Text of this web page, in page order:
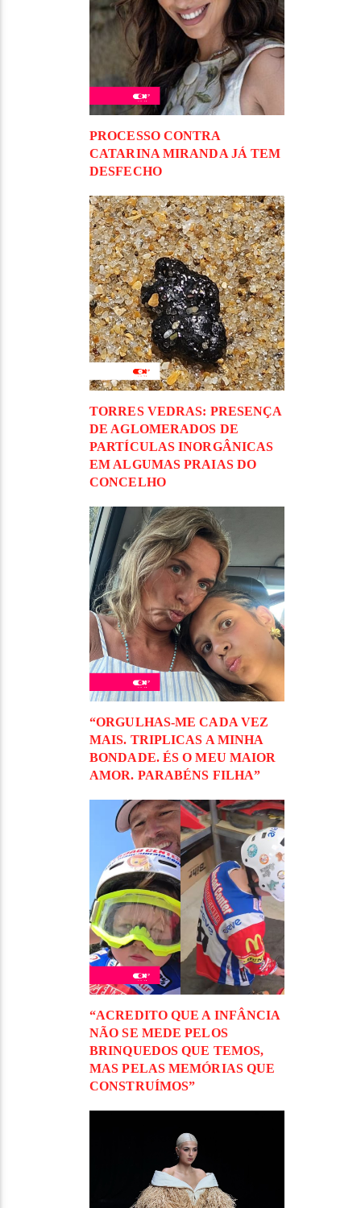
PROCESSO CONTRA
CATARINA MIRANDA JÁ TEM
DESFECHO
TORRES VEDRAS: PRESENÇA
DE AGLOMERADOS DE
PARTÍCULAS INORGÂNICAS
EM ALGUMAS PRAIAS DO
CONCELHO
“ORGULHAS-ME CADA VEZ
MAIS. TRIPLICAS A MINHA
BONDADE. ÉS O MEU MAIOR
AMOR. PARABÉNS FILHA”
“ACREDITO QUE A INFÂNCIA
NÃO SE MEDE PELOS
BRINQUEDOS QUE TEMOS,
MAS PELAS MEMÓRIAS QUE
CONSTRUÍMOS”